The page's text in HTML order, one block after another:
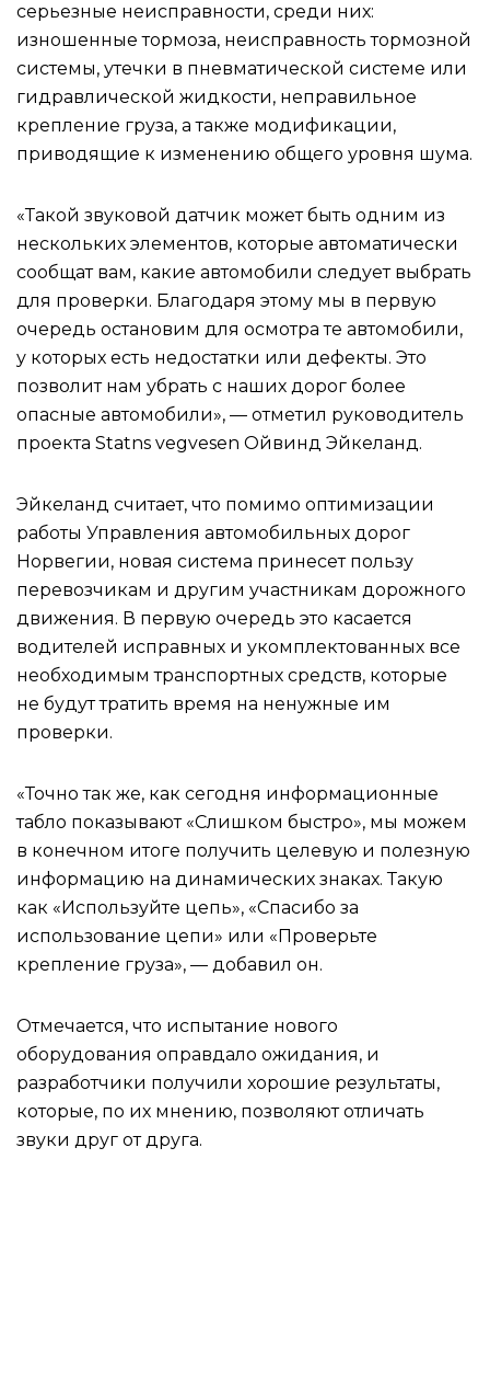
серьезные неисправности, среди них:
изношенные тормоза, неисправность тормозной
системы, утечки в пневматической системе или
гидравлической жидкости, неправильное
крепление груза, а также модификации,
приводящие к изменению общего уровня шума.
«Такой звуковой датчик может быть одним из
нескольких элементов, которые автоматически
сообщат вам, какие автомобили следует выбрать
для проверки. Благодаря этому мы в первую
очередь остановим для осмотра те автомобили,
у которых есть недостатки или дефекты. Это
позволит нам убрать с наших дорог более
опасные автомобили», — отметил руководитель
проекта Statns vegvesen Ойвинд Эйкеланд.
Эйкеланд считает, что помимо оптимизации
работы Управления автомобильных дорог
Норвегии, новая система принесет пользу
перевозчикам и другим участникам дорожного
движения. В первую очередь это касается
водителей исправных и укомплектованных все
необходимым транспортных средств, которые
не будут тратить время на ненужные им
проверки.
«Точно так же, как сегодня информационные
табло показывают «Слишком быстро», мы можем
в конечном итоге получить целевую и полезную
информацию на динамических знаках. Такую
как «Используйте цепь», «Спасибо за
использование цепи» или «Проверьте
крепление груза», — добавил он.
Отмечается, что испытание нового
оборудования оправдало ожидания, и
разработчики получили хорошие результаты,
которые, по их мнению, позволяют отличать
звуки друг от друга.